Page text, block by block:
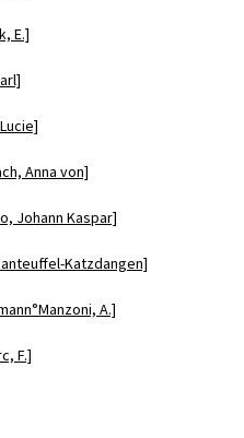
E.]
Anna von]
Johann Kaspar]
Katzdangen]
A.]
F.]